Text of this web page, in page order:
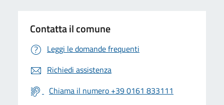
Contatta il comune
Leggi le domande frequenti
Richiedi assistenza
Chiama il numero +39 0161 833111